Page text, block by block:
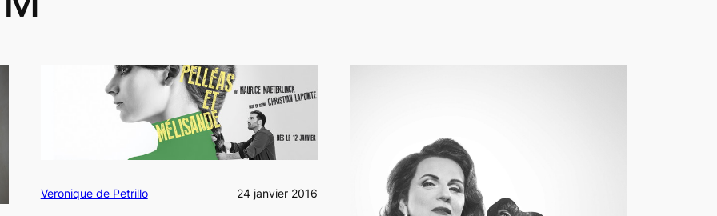
Veronique de Petrillo 24 janvier 2016